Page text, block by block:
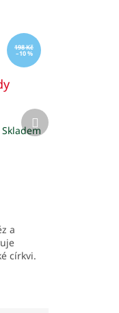
198 Kč
–10 %
Skladem
a
církvi.
Další
produkt